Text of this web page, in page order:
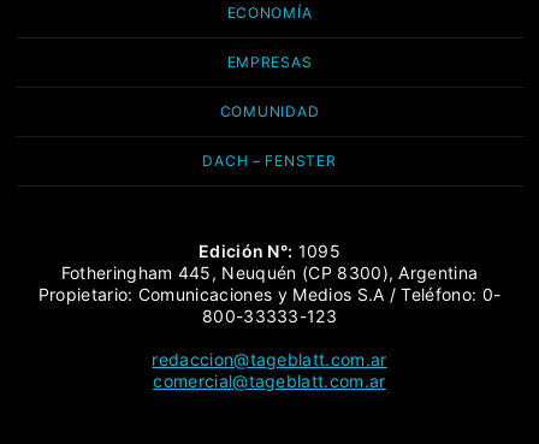
ECONOMÍA
EMPRESAS
COMUNIDAD
DACH – FENSTER
Edición N°: 1095
Fotheringham 445, Neuquén (CP 8300), Argentina
Propietario: Comunicaciones y Medios S.A / Teléfono: 0-
800-33333-123
redaccion@tageblatt.com.ar
comercial@tageblatt.com.ar